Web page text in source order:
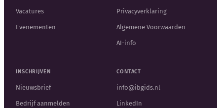
Vacatures
Evenementen
Privacyverklaring
Algemene Voorwaarden
AI-info
INSCHRIJVEN
Nieuwsbrief
Bedrijf aanmelden
CONTACT
info@ibgids.nl
LinkedIn